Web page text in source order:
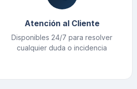
Atención al Cliente
Disponibles 24/7 para resolver
cualquier duda o incidencia